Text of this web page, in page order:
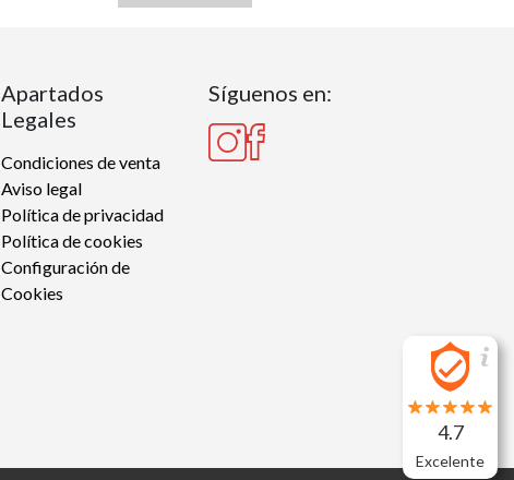
Apartados
Legales
Condiciones de venta
Aviso legal
Política de privacidad
Política de cookies
Configuración de
Cookies
Síguenos en:
4.7
Excelente